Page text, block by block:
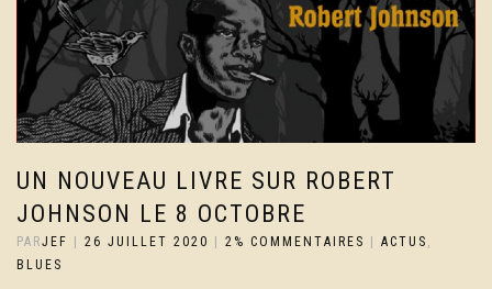
UN NOUVEAU LIVRE SUR ROBERT
JOHNSON LE 8 OCTOBRE
PARJEF 26 JUILLET 2020 2% COMMENTAIRES ACTUS ,
BLUES